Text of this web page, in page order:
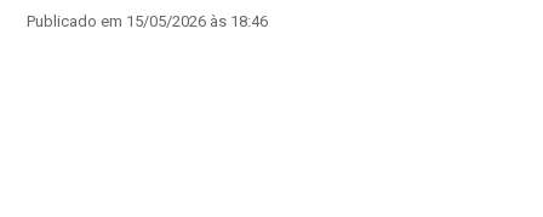
Publicado em 15/05/2026 às 18:46